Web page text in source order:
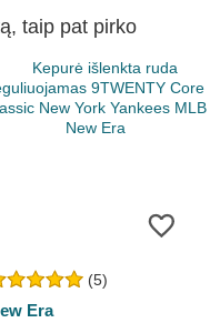
taip pat pirko
(5)
Era